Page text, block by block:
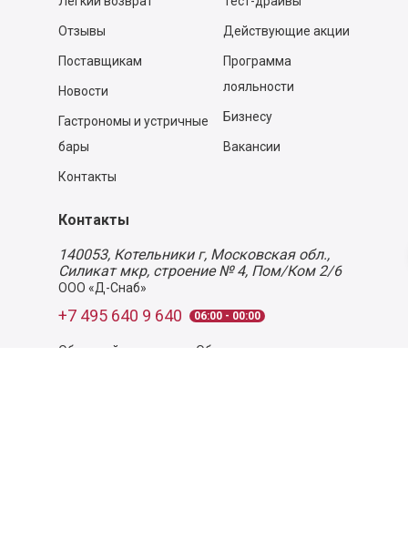
Отзывы
Поставщикам
Новости
Гастрономы и устричные
бары
Контакты
Действующие акции
Программа
лояльности
Бизнесу
Вакансии
Контакты
140053, Котельники г, Московская обл.,
Силикат мкр, строение № 4, Пом/Ком 2/6
ООО «Д-Снаб»
+7 495 640 9 640 06:00 - 00:00
Обратный звонок Обратная связь